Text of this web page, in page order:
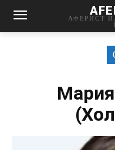
АФЕРИСТ